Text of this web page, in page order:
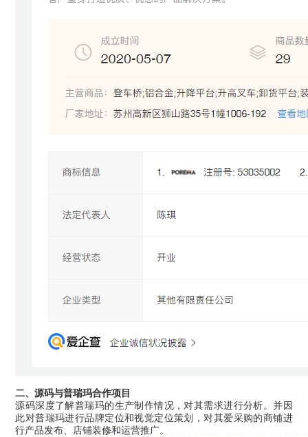
二、源码与普瑞玛合作项目
源码深度了解普瑞玛的生产制作情况，对其需求进行分析。并因
此对普瑞玛进行品牌定位和视觉定位策划，对其爱采购的商铺进
行产品发布、店铺装修和运营推广。